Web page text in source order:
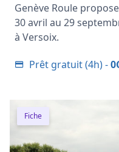
Genève Roule
30 avril au 29
à Versoix.
Prêt gratuit (4h) -
Fiche